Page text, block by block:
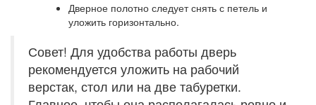
Дверное полотно следует снять с петель и
уложить горизонтально.
Совет! Для удобства работы дверь
рекомендуется уложить на рабочий
верстак, стол или на две табуретки.